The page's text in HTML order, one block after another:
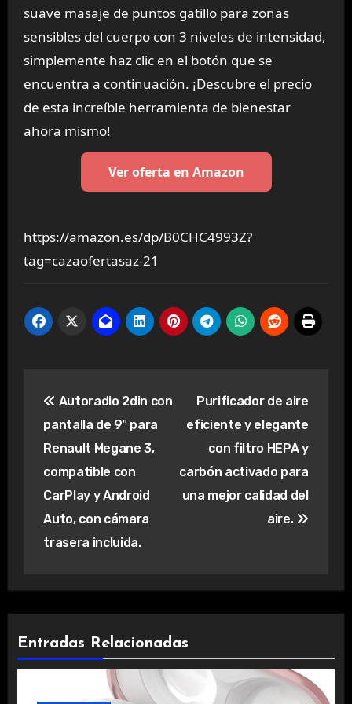
suave masaje de puntos gatillo para zonas
sensibles del cuerpo con 3 niveles de intensidad,
simplemente haz clic en el botón que se
encuentra a continuación. ¡Descubre el precio
de esta increíble herramienta de bienestar
ahora mismo!
Ver oferta en Amazon
https://amazon.es/dp/B0CHC4993Z?
tag=cazaofertasaz-21
de
entradas
Autoradio 2din con
pantalla de 9″ para
Renault Megane 3,
compatible con
CarPlay y Android
Auto, con cámara
trasera incluida.
Purificador de aire
eficiente y elegante
con filtro HEPA y
carbón activado para
una mejor calidad del
aire.
Entradas Relacionadas